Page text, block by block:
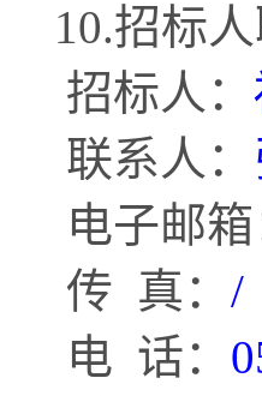
10.招标
招标人：
联系人：
电子邮
传 真：/
电 话：